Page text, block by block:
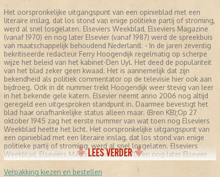
Het oorspronkelijke uitgangspunt van een opinieblad met een
literaire inslag, dat los stond van enige politieke partij of stroming,
werd al snel losgelaten. Elseviers Weekblad, Elseviers Magazine
(vanaf 1970) en nog later Elsevier (vanaf 1987) werd de spreekbuis
van maatschappelijk behoudend Nederland. - In de jaren zeventig
bekritiseerde redacteur Ferry Hoogendijk regelmatig op scherpe
wijze het beleid van het kabinet-Den Uyl. Het deed de populariteit
van het blad zeker geen kwaad. Het is aannemelijk dat zijn
bekendheid als politiek commentator op de televisie hier ook aan
bijdroeg. Ook in dit nummer trekt Hoogendijk weer stevig van leer
in het bekende gele katern. Elsevier neemt anno 2006 nog altijd
geregeld een uitgesproken standpunt in. Daarmee bevestigt het
blad haar onafhankelijke status alleen maar. (Bron KB);Op 27
oktober 1945 zag het eerste nummer van wat toen nog Elseviers
Weekblad heette het licht. Het oorspronkelijke uitgangspunt van
een opinieblad met een literaire inslag, dat los stond van enige
politieke partij of stroming, werd al snel losgelaten. Elseviers
Weekblad, Elseviers Magazine (vanaf 1970) en nog later Elsevier
(vanaf 1987) werd de spreekbuis van maatschappelijk behoudend
Nederland. In de jaren zeventig bekritiseerde redacteur Ferry
LEES VERDER
Verpakking kiezen en bestellen